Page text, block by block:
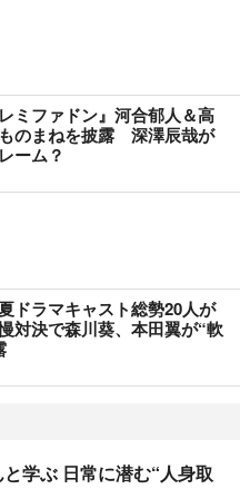
ミファドン』河合郁人＆高
のまねを披露 深澤辰哉が
ーム？
ドラマキャスト総勢20人が
決で森川葵、本田翼が“軟
学ぶ 日常に潜む“人身取